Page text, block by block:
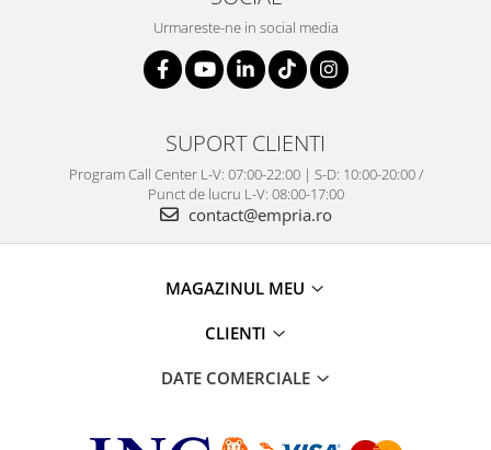
Urmareste-ne in social media
SUPORT CLIENTI
Program Call Center L-V: 07:00-22:00 | S-D: 10:00-20:00 /
Punct de lucru L-V: 08:00-17:00
contact@empria.ro
MAGAZINUL MEU
CLIENTI
DATE COMERCIALE